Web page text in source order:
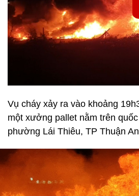
Vụ cháy xảy ra vào khoảng
một xưởng pallet nằm trên
phường Lái Thiêu, TP Thuận